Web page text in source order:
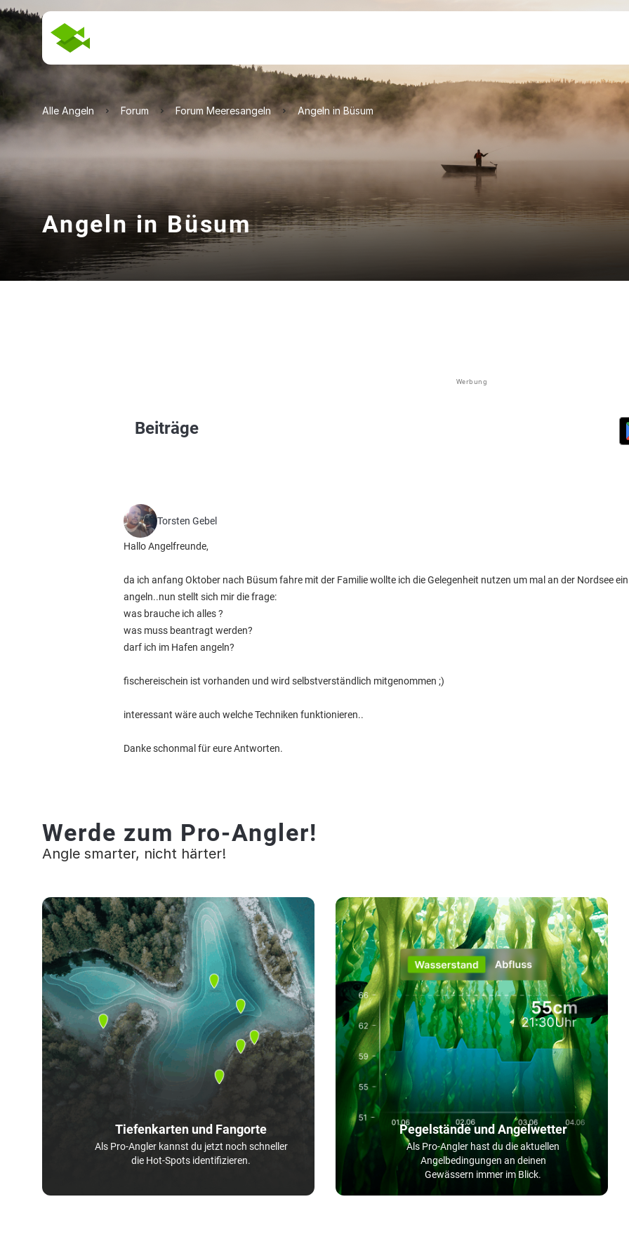
Alle Angeln Forum Forum Meeresangeln Angeln in Büsum
Angeln in Büsum
Werbung
Beiträge
Torsten Gebel
Hallo Angelfreunde,
da ich anfang Oktober nach Büsum fahre mit der Familie wollte ich die Gelegenheit nutzen um mal an der Nordsee
angeln..nun stellt sich mir die frage:
was brauche ich alles ?
was muss beantragt werden?
darf ich im Hafen angeln?
fischereischein ist vorhanden und wird selbstverständlich mitgenommen ;)
interessant wäre auch welche Techniken funktionieren..
Danke schonmal für eure Antworten.
Werde zum Pro-Angler!
Angle smarter, nicht härter!
Tiefenkarten und Fangorte
Als Pro-Angler kannst du jetzt noch schneller
die Hot-Spots identifizieren.
Pegelstände und Angelwetter
Als Pro-Angler hast du die aktuellen
Angelbedingungen an deinen
Gewässern immer im Blick.